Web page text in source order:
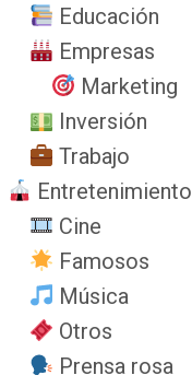
Educación
Empresas
Marketing
Inversión
Trabajo
Entretenimiento
Cine
Famosos
Música
Otros
Prensa rosa